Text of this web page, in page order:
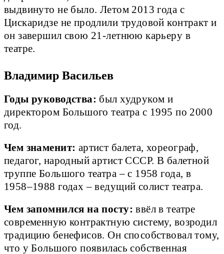
выдвинуто не было. Летом 2013 года с
Цискаридзе не продлили трудовой контракт и
он завершил свою 21-летнюю карьеру в
театре.
Владимир Васильев
Годы руководства: был худруком и
директором Большого театра с 1995 по 2000
год.
Чем знаменит: артист балета, хореограф,
педагог, народный артист СССР. В балетной
труппе Большого театра – с 1958 года, в
1958–1988 годах – ведущий солист театра.
Чем запомнился на посту: ввёл в театре
современную контрактную систему, возродил
традицию бенефисов. Он способствовал тому,
что у Большого появилась собственная